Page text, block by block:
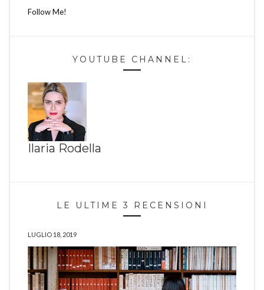
Follow Me!
YOUTUBE CHANNEL:
Ilaria Rodella
LE ULTIME 3 RECENSIONI
LUGLIO 18, 2019